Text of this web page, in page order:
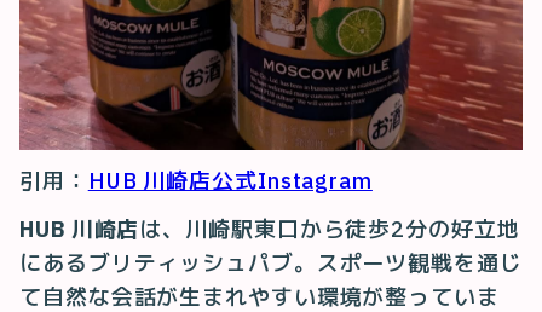
引用： HUB 川崎店公式Instagram
HUB 川崎店は、川崎駅東口から徒歩2分の好立地
にあるブリティッシュパブ。スポーツ観戦を通じ
て自然な会話が生まれやすい環境が整っていま